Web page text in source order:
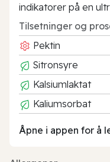
indikatorer på en
Tilsetninger og
Pektin
Sitronsyre
Kalsiumlaktat
Kaliumsorbat
Åpne i appen for å